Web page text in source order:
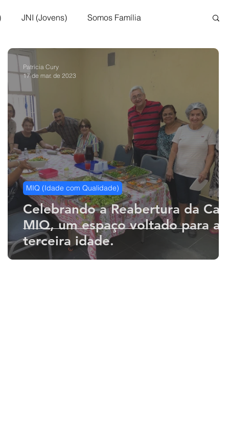
JNI (Jovens) Somos Família
Artesanato INCC
Celebrando a Reabertura da
MIQ, um espaço voltado para a
terceira idade.
MIQ (Idade com Qualidade)
Patrícia Cury
17 de mar. de 2023